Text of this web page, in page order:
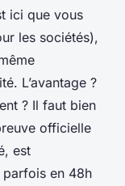
ici que vous
les sociétés),
L’avantage ?
? Il faut bien
officielle
est
parfois en 48h